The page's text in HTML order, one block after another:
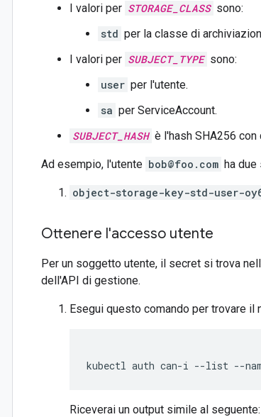
I valori per STORAGE_CLASS sono:
std per la classe di
I valori per SUBJECT_TYPE sono:
user per l'utente.
sa per ServiceAccount.
SUBJECT_HASH è l'hash SHA256
Ad esempio, l'utente bob@foo.com ha due
object-storage-key-std-user-
Ottenere l'accesso utente
Per un soggetto utente, il secret si trova
dell'API di gestione.
Esegui questo comando per trovare il
kubectl auth can-i --list --
Riceverai un output simile al seguente: